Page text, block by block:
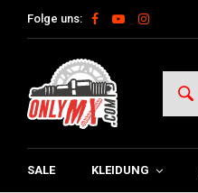
Folge uns:
SALE KLEIDUNG